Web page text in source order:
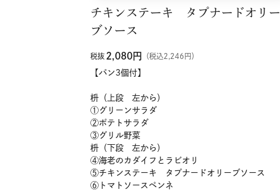
チキンステーキ タプナードオリー
ブソース
税抜 2,080円 （税込2,246円）
【パン3個付】
枡（上段 左から）
①グリーンサラダ
②ポテトサラダ
③グリル野菜
枡（下段 左から）
④海老のカダイフとラビオリ
⑤チキンステーキ タプナードオリーブソース
⑥トマトソースペンネ